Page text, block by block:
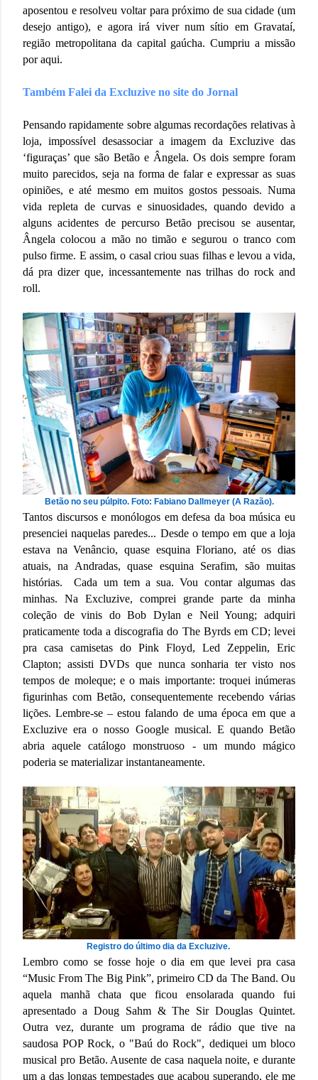
aposentou e resolveu voltar para próximo de sua cidade (um
desejo antigo), e agora irá viver num sítio em Gravataí,
região metropolitana da capital gaúcha. Cumpriu a missão
por aqui.
Também Falei da Excluzive no site do Jornal
Pensando rapidamente sobre algumas recordações relativas à
loja, impossível desassociar a imagem da Excluzive das
‘figuraças’ que são Betão e Ângela. Os dois sempre foram
muito parecidos, seja na forma de falar e expressar as suas
opiniões, e até mesmo em muitos gostos pessoais. Numa
vida repleta de curvas e sinuosidades, quando devido a
alguns acidentes de percurso Betão precisou se ausentar,
Ângela colocou a mão no timão e segurou o tranco com
pulso firme. E assim, o casal criou suas filhas e levou a vida,
dá pra dizer que, incessantemente nas trilhas do rock and
roll.
Betão no seu púlpito. Foto: Fabiano Dallmeyer (A Razão).
Tantos discursos e monólogos em defesa da boa música eu
presenciei naquelas paredes... Desde o tempo em que a loja
estava na Venâncio, quase esquina Floriano, até os dias
atuais, na Andradas, quase esquina Serafim, são muitas
histórias. Cada um tem a sua. Vou contar algumas das
minhas. Na Excluzive, comprei grande parte da minha
coleção de vinis do Bob Dylan e Neil Young; adquiri
praticamente toda a discografia do The Byrds em CD; levei
pra casa camisetas do Pink Floyd, Led Zeppelin, Eric
Clapton; assisti DVDs que nunca sonharia ter visto nos
tempos de moleque; e o mais importante: troquei inúmeras
figurinhas com Betão, consequentemente recebendo várias
lições. Lembre-se – estou falando de uma época em que a
Excluzive era o nosso Google musical. E quando Betão
abria aquele catálogo monstruoso - um mundo mágico
poderia se materializar instantaneamente.
Registro do último dia da Excluzive.
Lembro como se fosse hoje o dia em que levei pra casa
“Music From The Big Pink”, primeiro CD da The Band. Ou
aquela manhã chata que ficou ensolarada quando fui
apresentado a Doug Sahm & The Sir Douglas Quintet.
Outra vez, durante um programa de rádio que tive na
saudosa POP Rock, o "Baú do Rock", dediquei um bloco
musical pro Betão. Ausente de casa naquela noite, e durante
um a das longas tempestades que acabou superando, ele me